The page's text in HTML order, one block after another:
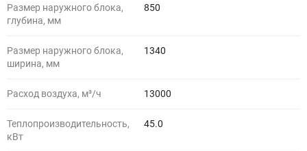
Размер наружного блока,
глубина, мм
850
Размер наружного блока,
ширина, мм
1340
Расход воздуха, м³/ч 13000
Теплопроизводительность,
кВт
45.0